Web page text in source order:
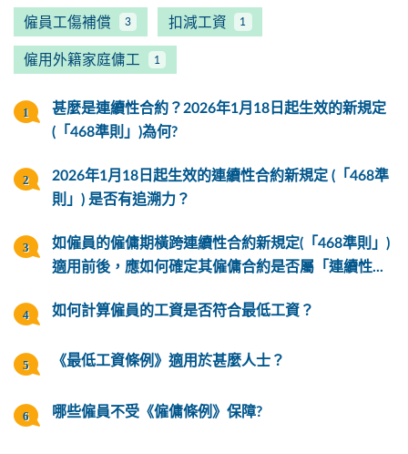
僱員工傷補償 3 扣減工資 1
僱用外籍家庭傭工 1
甚麼是連續性合約？2026年1月18日起生效的新規定
(「468準則」)為何?
2026年1月18日起生效的連續性合約新規定 (「468準
則」) 是否有追溯力？
如僱員的僱傭期橫跨連續性合約新規定(「468準則」)
適用前後，應如何確定其僱傭合約是否屬「連續性...
如何計算僱員的工資是否符合最低工資？
《最低工資條例》適用於甚麼人士？
哪些僱員不受《僱傭條例》保障?